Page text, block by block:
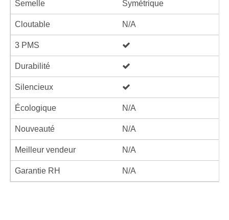
Semelle Symétrique
Cloutable N/A
3 PMS
Durabilité
Silencieux
Écologique N/A
Nouveauté N/A
Meilleur vendeur N/A
Garantie RH N/A